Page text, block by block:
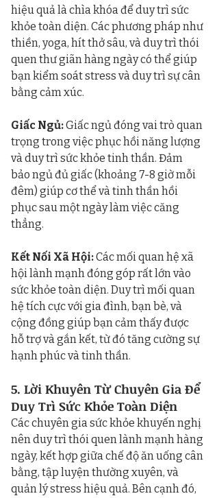
hiệu quả là chìa khóa để duy trì sức
khỏe toàn diện. Các phương pháp như
thiền, yoga, hít thở sâu, và duy trì thói
quen thư giãn hàng ngày có thể giúp
bạn kiểm soát stress và duy trì sự cân
bằng cảm xúc.
Giấc Ngủ: Giấc ngủ đóng vai trò quan
trọng trong việc phục hồi năng lượng
và duy trì sức khỏe tinh thần. Đảm
bảo ngủ đủ giấc (khoảng 7-8 giờ mỗi
đêm) giúp cơ thể và tinh thần hồi
phục sau một ngày làm việc căng
thẳng.
Kết Nối Xã Hội: Các mối quan hệ xã
hội lành mạnh đóng góp rất lớn vào
sức khỏe toàn diện. Duy trì mối quan
hệ tích cực với gia đình, bạn bè, và
cộng đồng giúp bạn cảm thấy được
hỗ trợ và gắn kết, từ đó tăng cường sự
hạnh phúc và tinh thần.
5. Lời Khuyên Từ Chuyên Gia Để
Duy Trì Sức Khỏe Toàn Diện
Các chuyên gia sức khỏe khuyến nghị
nên duy trì thói quen lành mạnh hàng
ngày, kết hợp giữa chế độ ăn uống cân
bằng, tập luyện thường xuyên, và
quản lý stress hiệu quả. Bên cạnh đó,